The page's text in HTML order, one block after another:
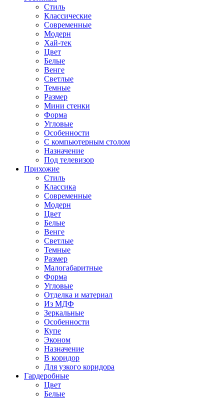
Стиль
Классические
Современные
Модерн
Хай-тек
Цвет
Белые
Венге
Светлые
Темные
Размер
Мини стенки
Форма
Угловые
Особенности
С компьютерным столом
Назначение
Под телевизор
Прихожие
Стиль
Классика
Современные
Модерн
Цвет
Белые
Венге
Светлые
Темные
Размер
Малогабаритные
Форма
Угловые
Отделка и материал
Из МДФ
Зеркальные
Особенности
Купе
Эконом
Назначение
В коридор
Для узкого коридора
Гардеробные
Цвет
Белые